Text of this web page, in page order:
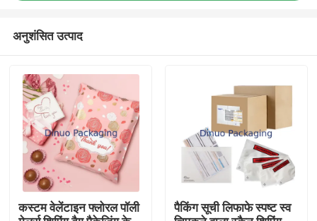
अनुशंसित उत्पाद
कस्टम वेलेंटाइन फ्लोरल पॉली
पैकिंग सूची लिफाफे स्पष्ट स्व